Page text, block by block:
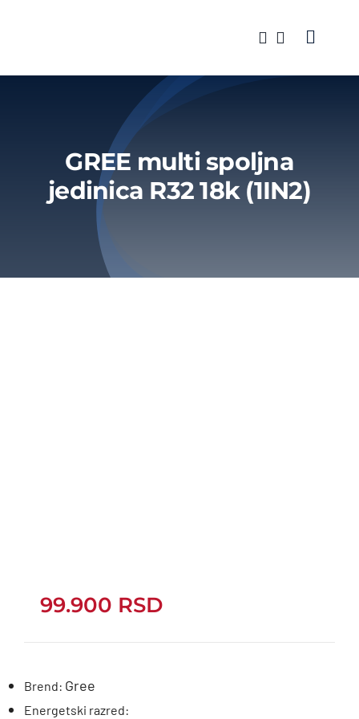
Toggle
GREE multi spoljna
jedinica R32 18k (1IN2)
99.900 RSD
Brend: Gree
Energetski razred: